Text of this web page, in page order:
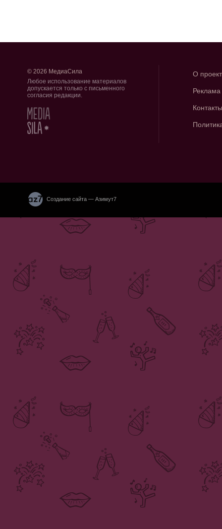
© 2026 МедиаСила
Любое использование материалов
допускается только с письменного
согласия редакции.
О
Реклама
Контакты
Создание сайта — Азимут7